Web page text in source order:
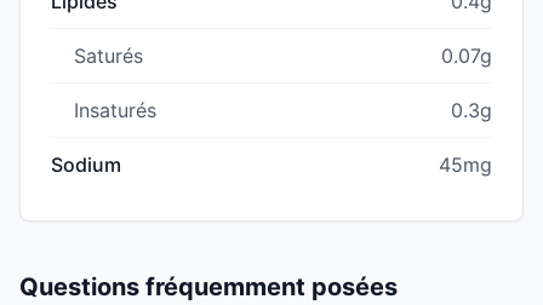
Saturés 0.07g
Insaturés 0.3g
Sodium 45mg
Questions fréquemment posées